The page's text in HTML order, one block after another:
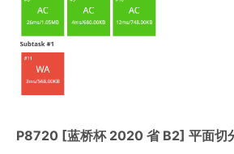
P8720 [蓝桥杯 2020 省 B2] 平面切